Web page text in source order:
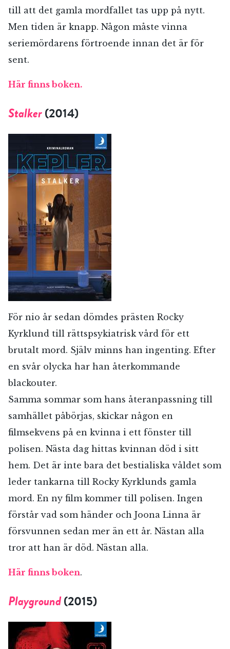
till att det gamla mordfallet tas upp på nytt.
Men tiden är knapp. Någon måste vinna
seriemördarens förtroende innan det är för
sent.
Här finns boken.
Stalker(2014)
För nio år sedan dömdes prästen Rocky
Kyrklund till rättspsykiatrisk vård för ett
brutalt mord. Själv minns han ingenting. Efter
en svår olycka har han återkommande
blackouter.
Samma sommar som hans återanpassning till
samhället påbörjas, skickar någon en
filmsekvens på en kvinna i ett fönster till
polisen. Nästa dag hittas kvinnan död i sitt
hem. Det är inte bara det bestialiska våldet som
leder tankarna till Rocky Kyrklunds gamla
mord. En ny film kommer till polisen. Ingen
förstår vad som händer och Joona Linna är
försvunnen sedan mer än ett år. Nästan alla
tror att han är död. Nästan alla.
Här finns boken.
Playground(2015)